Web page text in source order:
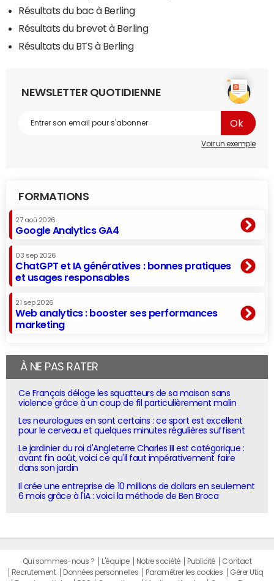
Résultats du bac à Berling
Résultats du brevet à Berling
Résultats du BTS à Berling
NEWSLETTER QUOTIDIENNE
Voir un exemple
FORMATIONS
27 aoû 2026
Google Analytics GA4
03 sep 2026
ChatGPT et IA génératives : bonnes pratiques
et usages responsables
21 sep 2026
Web analytics : booster ses performances
marketing
À NE PAS RATER
Ce Français déloge les squatteurs de sa maison sans
violence grâce à un coup de fil particulièrement malin
Les neurologues en sont certains : ce sport est excellent
pour le cerveau et quelques minutes régulières suffisent
Le jardinier du roi d'Angleterre Charles III est catégorique :
avant fin août, voici ce qu'il faut impérativement faire
dans son jardin
Il crée une entreprise de 10 millions de dollars en seulement
6 mois grâce à l'IA : voici la méthode de Ben Broca
Qui sommes-nous ? L'équipe Notre société Publicité
Contact
Recrutement
Données personnelles Paramétrer les cookies
Gérer Utiq